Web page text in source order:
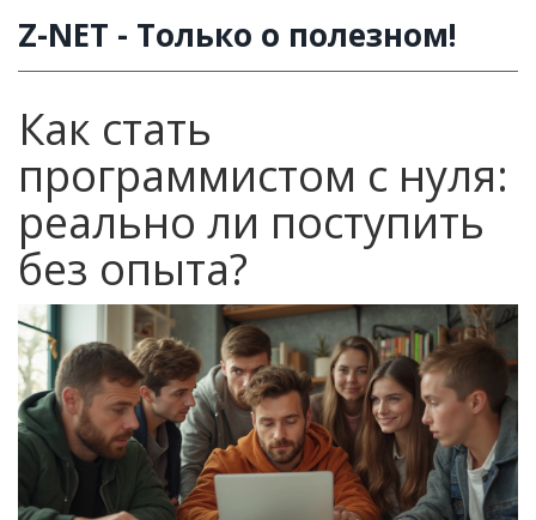
Z-NET - Только о полезном!
Как стать
программистом с нуля:
реально ли поступить
без опыта?